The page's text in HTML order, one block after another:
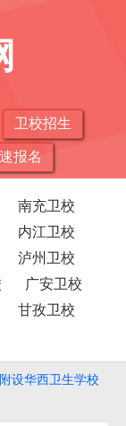
卫校招生
报名
南充卫校
内江卫校
泸州卫校
广安卫校
甘孜卫校
设华西卫生学校